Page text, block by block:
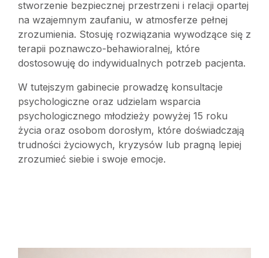
stworzenie bezpiecznej przestrzeni i relacji opartej
na wzajemnym zaufaniu, w atmosferze pełnej
zrozumienia. Stosuję rozwiązania wywodzące się z
terapii poznawczo-behawioralnej, które
dostosowuję do indywidualnych potrzeb pacjenta.
W tutejszym gabinecie prowadzę konsultacje
psychologiczne oraz udzielam wsparcia
psychologicznego młodzieży powyżej 15 roku
życia oraz osobom dorosłym, które doświadczają
trudności życiowych, kryzysów lub pragną lepiej
zrozumieć siebie i swoje emocje.